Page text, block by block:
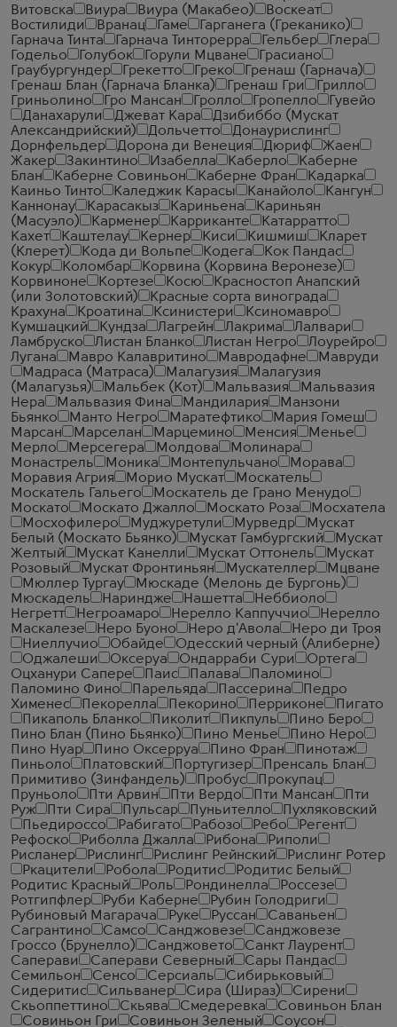
Витовска
Виура Виура (Макабео)
Воскеат
Востилиди
Вранац Гаме
Гарганега (Греканико)
Гарнача Тинта
Гарнача Тинторерра Гельбер
Глера
Годельо
Голубок Горули Мцване
Грасиано
Граубургундер
Грекетто Греко
Гренаш (Гарнача)
Гренаш Блан (Гарнача Бланка)
Гренаш Гри
Грилло
Гриньолино
Гро Мансан Гролло Гропелло
Гувейо
Данахарули
Джеват Кара
Дзибиббо (Мускат
Александрийский)
Дольчетто
Донаурислинг
Дорнфельдер
Дорона ди Венеция Дюриф
Жаен
Жакер
Закинтино Изабелла Каберло
Каберне
Блан
Каберне Совиньон Каберне Фран
Кадарка
Каиньо Тинто
Каледжик Карасы Канайоло
Кангун
Каннонау
Карасакыз Кариньена
Кариньян
(Масуэло)
Карменер Карриканте
Катарратто
Кахет
Каштелау Кернер Киси Кишмиш
Кларет
(Клерет)
Кода ди Вольпе Кодега
Кок Пандас
Кокур
Коломбар
Корвина (Корвина Веронезе)
Корвиноне
Кортезе Косю
Красностоп Анапский
(или Золотовский)
Красные сорта винограда
Крахуна
Кроатина Ксинистери
Ксиномавро
Кумшацкий
Кундза Лагрейн Лакрима
Лалвари
Ламбруско
Листан Бланко Листан Негро
Лоурейро
Лугана
Мавро Калавритино Мавродафне
Мавруди
Мадраса (Матраса)
Малагузия
Малагузия
(Малагузья)
Мальбек (Кот) Мальвазия
Мальвазия
Нера
Мальвазия Фина Мандилария
Манзони
Бьянко
Манто Негро Маратефтико
Мария Гомеш
Марсан
Марселан Марцемино Менсия
Менье
Мерло
Мерсегера Молдова
Молинара
Монастрель
Моника Монтепульчано
Морава
Моравия Агрия
Морио Мускат
Москатель
Москатель Гальего
Москатель де Грано Менудо
Москато
Москато Джалло Москато Роза
Мосхатела
Мосхофилеро
Муджуретули Мурведр
Мускат
Белый (Москато Бьянко)
Мускат Гамбургский
Мускат
Желтый
Мускат Канелли Мускат Оттонель
Мускат
Розовый
Мускат Фронтиньян Мускателлер
Мцване
Мюллер Тургау
Мюскаде (Мелонь де Бургонь)
Мюскадель
Нариндже Нашетта
Неббиоло
Негретт
Негроамаро Нерелло Каппуччио
Нерелло
Маскалезе
Неро Буоно Неро д'Авола
Неро ди Троя
Ниеллучио
Обайде
Одесский черный (Алиберне)
Оджалеши
Оксеруа Ондарраби Сури
Ортега
Оцханури Сапере
Паис Палава
Паломино
Паломино Фино
Парельяда Пассерина
Педро
Хименес
Пекорелла Пекорино Перриконе
Пигато
Пикаполь Бланко
Пиколит Пикпуль
Пино Беро
Пино Блан (Пино Бьянко)
Пино Менье
Пино Неро
Пино Нуар
Пино Оксерруа Пино Фран
Пинотаж
Пиньоло
Платовский Португизер
Пренсаль Блан
Примитиво (Зинфандель)
Пробус
Прокупац
Пруньоло
Пти Арвин Пти Вердо Пти Мансан
Пти
Руж
Пти Сира Пульсар Пуньителло
Пухляковский
Пьедироссо
Рабигато Рабозо Ребо
Регент
Рефоско
Риболла Джалла Рибона
Риполи
Рисланер
Рислинг Рислинг Рейнский
Рислинг Ротер
Ркацители
Робола Родитис
Родитис Белый
Родитис Красный
Роль Рондинелла
Россезе
Ротгипфлер
Руби Каберне
Рубин Голодриги
Рубиновый Магарача
Руке Руссан
Саваньен
Сагрантино
Самсо Санджовезе
Санджовезе
Гроссо (Брунелло)
Санджовето
Санкт Лаурент
Саперави
Саперави Северный
Сары Пандас
Семильон
Сенсо Серсиаль
Сибирьковый
Сидеритис
Сильванер Сира (Шираз)
Сирени
Скьоппеттино
Скьява Смедеревка
Совиньон Блан
Совиньон Гри
Совиньон Зеленый
Соусон